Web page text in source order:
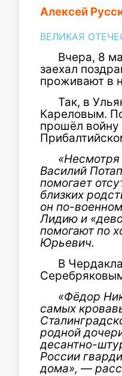
Алексей
ВЕЛИКАЯ
Вчера, 8
заехал
проживают в
Так, в
Кареловым.
прошёл
«Несмотря
Василий
помогает
близких
он по-
Лидию и
помогают по
Юрьевич.
В
«Фёдор
самых
родной
десантно-
России
дома», —